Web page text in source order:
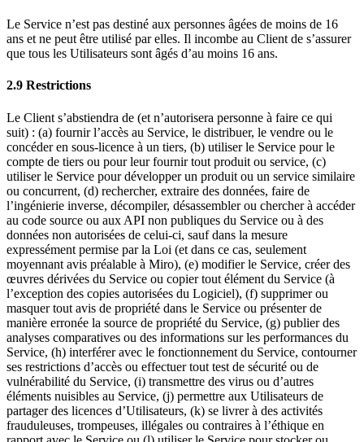
Le Service n’est pas destiné aux personnes âgées de moins de 16
ans et ne peut être utilisé par elles. Il incombe au Client de s’assurer
que tous les Utilisateurs sont âgés d’au moins 16 ans.
2.9 Restrictions
Le Client s’abstiendra de (et n’autorisera personne à faire ce qui
suit) : (a) fournir l’accès au Service, le distribuer, le vendre ou le
concéder en sous-licence à un tiers, (b) utiliser le Service pour le
compte de tiers ou pour leur fournir tout produit ou service, (c)
utiliser le Service pour développer un produit ou un service similaire
ou concurrent, (d) rechercher, extraire des données, faire de
l’ingénierie inverse, décompiler, désassembler ou chercher à accéder
au code source ou aux API non publiques du Service ou à des
données non autorisées de celui-ci, sauf dans la mesure
expressément permise par la Loi (et dans ce cas, seulement
moyennant avis préalable à Miro), (e) modifier le Service, créer des
œuvres dérivées du Service ou copier tout élément du Service (à
l’exception des copies autorisées du Logiciel), (f) supprimer ou
masquer tout avis de propriété dans le Service ou présenter de
manière erronée la source de propriété du Service, (g) publier des
analyses comparatives ou des informations sur les performances du
Service, (h) interférer avec le fonctionnement du Service, contourner
ses restrictions d’accès ou effectuer tout test de sécurité ou de
vulnérabilité du Service, (i) transmettre des virus ou d’autres
éléments nuisibles au Service, (j) permettre aux Utilisateurs de
partager des licences d’Utilisateurs, (k) se livrer à des activités
frauduleuses, trompeuses, illégales ou contraires à l’éthique en